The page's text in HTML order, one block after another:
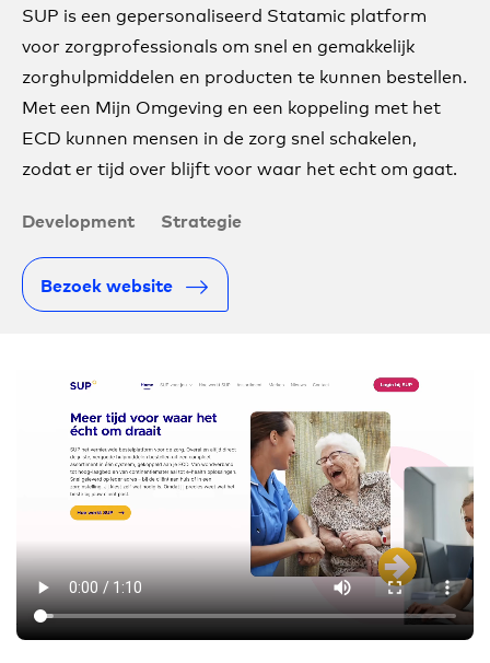
SUP is een gepersonaliseerd Statamic platform
voor zorgprofessionals om snel en gemakkelijk
zorghulpmiddelen en producten te kunnen bestellen.
Met een Mijn Omgeving en een koppeling met het
ECD kunnen mensen in de zorg snel schakelen,
zodat er tijd over blijft voor waar het echt om gaat.
Development Strategie
Bezoek website